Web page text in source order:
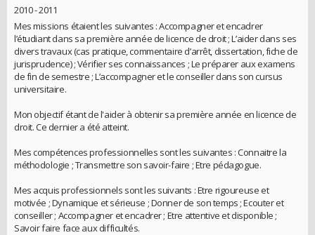
2010 - 2011
Mes missions étaient les suivantes : Accompagner et encadrer
l’étudiant dans sa première année de licence de droit ; L’aider dans ses
divers travaux (cas pratique, commentaire d’arrêt, dissertation, fiche de
jurisprudence) ; Vérifier ses connaissances ; Le préparer aux examens
de fin de semestre ; L’accompagner et le conseiller dans son cursus
universitaire.
Mon objectif étant de l'aider à obtenir sa première année en licence de
droit. Ce dernier a été atteint.
Mes compétences professionnelles sont les suivantes : Connaitre la
méthodologie ; Transmettre son savoir-faire ; Etre pédagogue.
Mes acquis professionnels sont les suivants : Etre rigoureuse et
motivée ; Dynamique et sérieuse ; Donner de son temps ; Ecouter et
conseiller ; Accompagner et encadrer ; Etre attentive et disponible ;
Savoir faire face aux difficultés.